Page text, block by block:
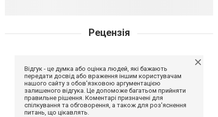
Рецензія
Відгук - це думка або оцінка людей, які бажають
передати досвід або враження іншим користувачам
нашого сайту з обов'язковою аргументацією
залишеного відгука. Це допоможе багатьом прийняти
правильне рішення. Коментарі призначені для
спілкування та обговорення, а також для роз'яснення
питань, що цікавлять.